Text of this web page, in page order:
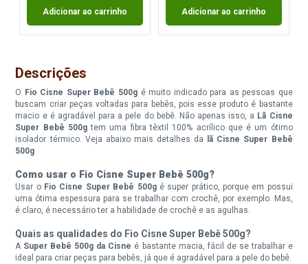
Fio Cisne Super Bebe 500G
Cor 1009
Disponível:
0 Itens
Indisponível
Fio Cisne Super Bebe 500G
Cor 2052
Fio Cisne Super Bebe 500G
Cor 3015
Disponível:
0 Itens
Indisponível
Fio Cisne Super Bebe 500G
Cor 4004
Disponível:
0 Itens
Indisponível
Fio Cisne Super Bebe 500G
Cor 4021
Fio Cisne Super Bebe 500G
Cor 4025
Adicionar ao carrinho Adicionar ao carrinho
Descrições
O Fio Cisne Super Bebê 500gé muito indicado para as pessoas que
buscam criar peças voltadas para bebês, pois esse produto é bastante
macio e é agradável para a pele do bebê. Não apenas isso, a Lã Cisne
Super Bebê 500gtem uma fibra têxtil 100% acrílico que é um ótimo
isolador térmico. Veja abaixo mais detalhes da
lã Cisne Super Bebê
500g
Como usar o Fio Cisne Super Bebê 500g?
Usar o Fio Cisne Super Bebê 500gé super prático, porque em possui
uma ótima espessura para se trabalhar com crochê, por exemplo. Mas,
é claro, é necessário ter a habilidade de crochê e as agulhas.
Quais as qualidades do Fio Cisne Super Bebê 500g?
A Super Bebê 500g da Cisne é bastante macia, fácil de se trabalhar e
ideal para criar peças para bebês, já que é agradável para a pele do bebê.